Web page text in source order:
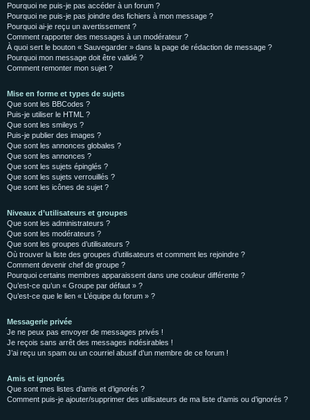
Pourquoi ne puis-je pas accéder à un forum ?
Pourquoi ne puis-je pas joindre des fichiers à mon message ?
Pourquoi ai-je reçu un avertissement ?
Comment rapporter des messages à un modérateur ?
À quoi sert le bouton « Sauvegarder » dans la page de rédaction de message ?
Pourquoi mon message doit être validé ?
Comment remonter mon sujet ?
Mise en forme et types de sujets
Que sont les BBCodes ?
Puis-je utiliser le HTML ?
Que sont les smileys ?
Puis-je publier des images ?
Que sont les annonces globales ?
Que sont les annonces ?
Que sont les sujets épinglés ?
Que sont les sujets verrouillés ?
Que sont les icônes de sujet ?
Niveaux d’utilisateurs et groupes
Que sont les administrateurs ?
Que sont les modérateurs ?
Que sont les groupes d’utilisateurs ?
Où trouver la liste des groupes d’utilisateurs et comment les rejoindre ?
Comment devenir chef de groupe ?
Pourquoi certains membres apparaissent dans une couleur différente ?
Qu’est-ce qu’un « Groupe par défaut » ?
Qu’est-ce que le lien « L’équipe du forum » ?
Messagerie privée
Je ne peux pas envoyer de messages privés !
Je reçois sans arrêt des messages indésirables !
J’ai reçu un spam ou un courriel abusif d’un membre de ce forum !
Amis et ignorés
Que sont mes listes d’amis et d’ignorés ?
Comment puis-je ajouter/supprimer des utilisateurs de ma liste d’amis ou d’ignorés ?